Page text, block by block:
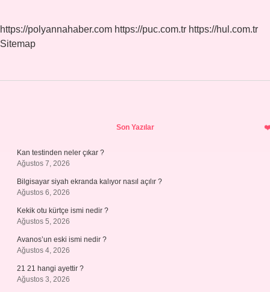
https://polyannahaber.com https://puc.com.tr https://hul.com.tr
Sitemap
Son Yazılar
Kan testinden neler çıkar ?
Ağustos 7, 2026
Bilgisayar siyah ekranda kalıyor nasıl açılır ?
Ağustos 6, 2026
Kekik otu kürtçe ismi nedir ?
Ağustos 5, 2026
Avanos’un eski ismi nedir ?
Ağustos 4, 2026
21 21 hangi ayettir ?
Ağustos 3, 2026